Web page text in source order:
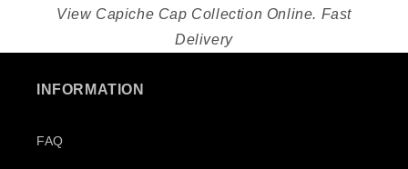
View Capiche Cap Collection Online. Fast
Delivery
INFORMATION
FAQ